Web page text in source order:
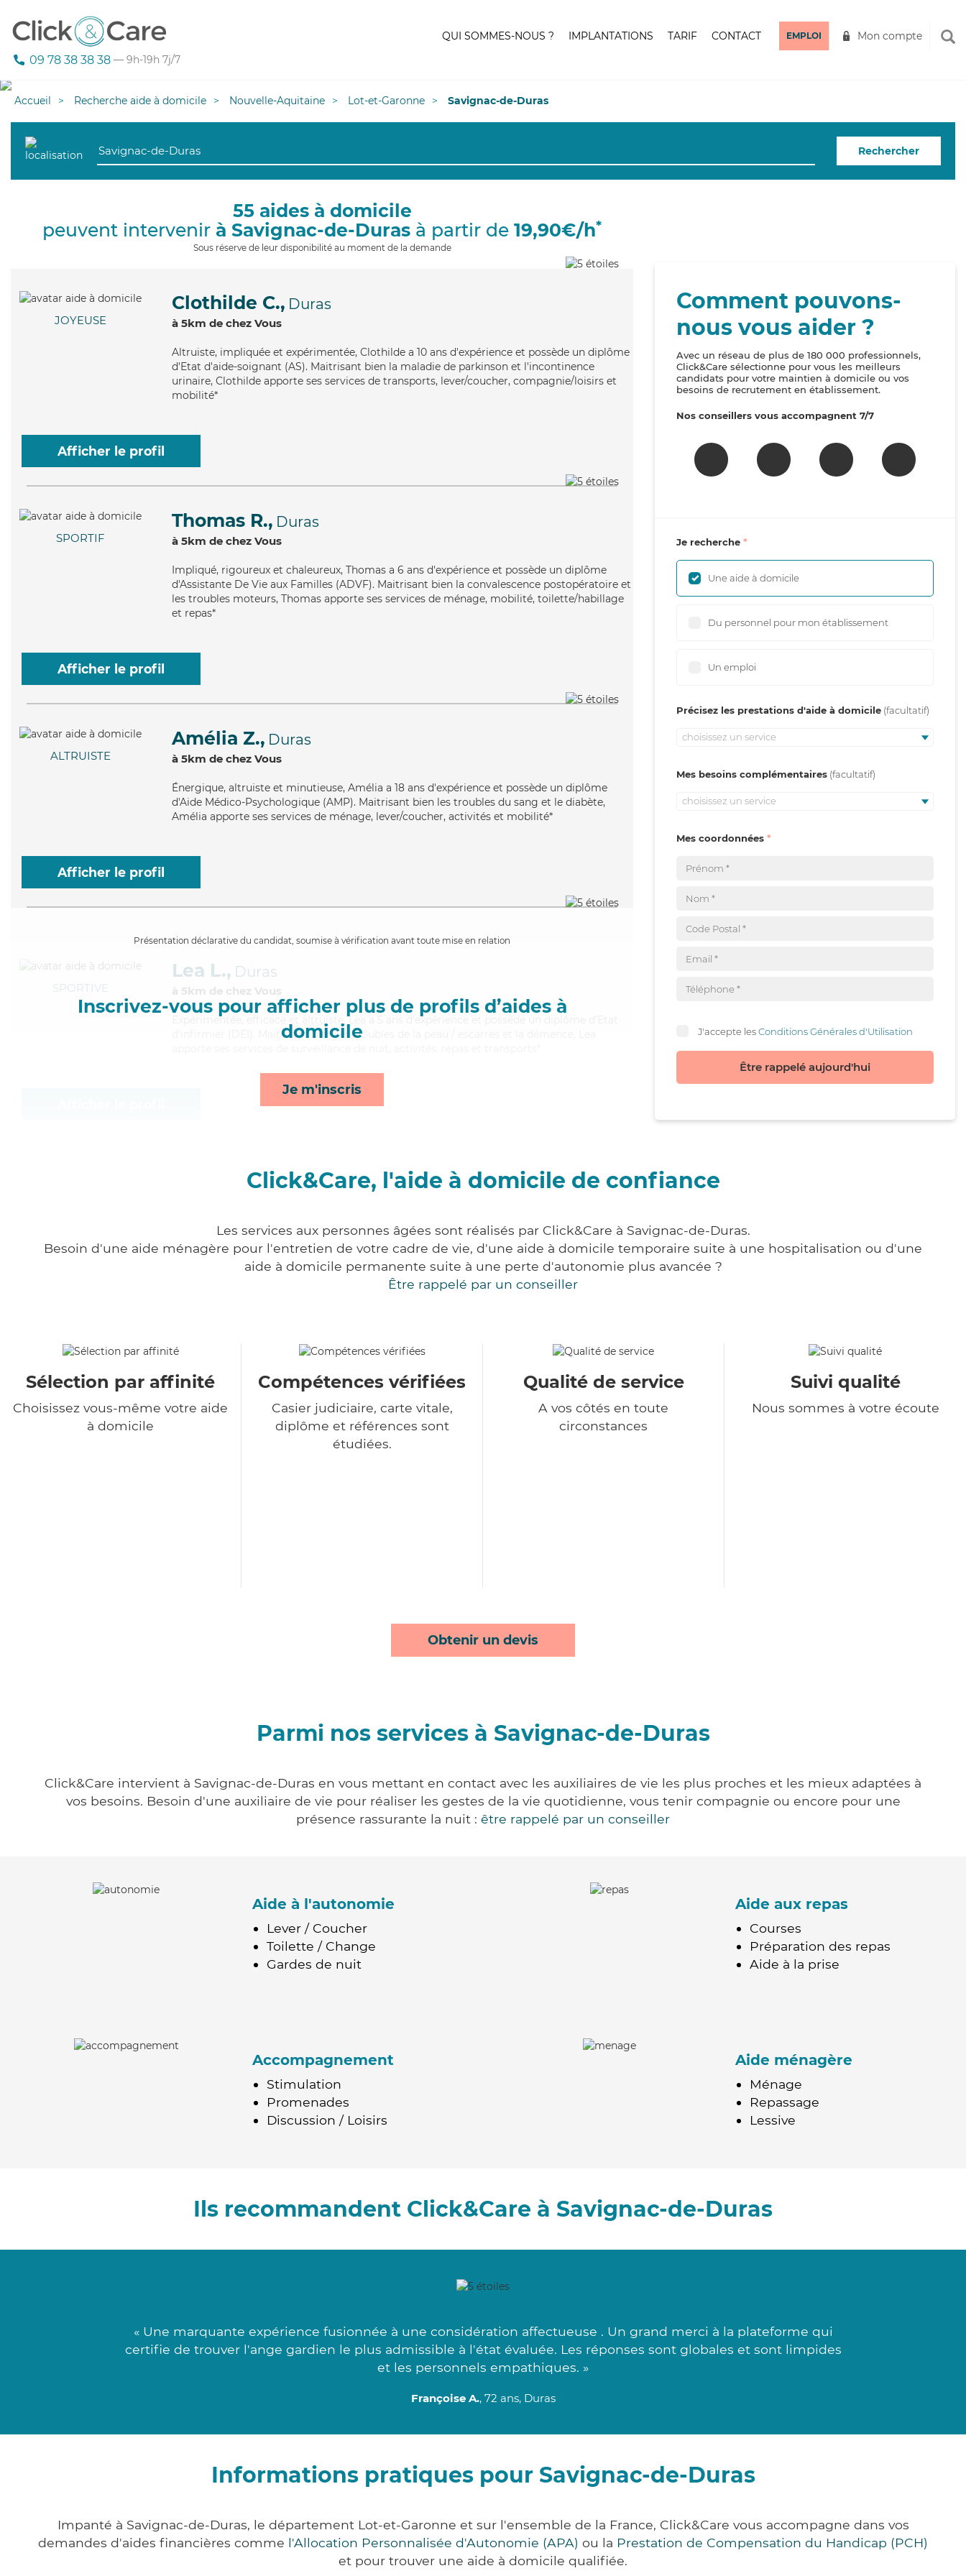
09 78 38 38 38 — 9h-19h 7j/7
QUI SOMMES-NOUS ? IMPLANTATIONS TARIF CONTACT EMPLOI Mon compte
Accueil Recherche aide à domicile Nouvelle-Aquitaine Lot-et-Garonne Savignac-de-Duras
Rechercher
55 aides à domicile
peuvent intervenir à Savignac-de-Duras à partir de 19,90€/h*
Sous réserve de leur disponibilité au moment de la demande
JOYEUSE
Clothilde C., Duras
à 5km de chez Vous
Altruiste, impliquée et expérimentée, Clothilde a 10 ans d'expérience et possède un diplôme
d'Etat d'aide-soignant (AS). Maitrisant bien la maladie de parkinson et l'incontinence
urinaire, Clothilde apporte ses services de transports, lever/coucher, compagnie/loisirs et
mobilité*
Afficher le profil
SPORTIF
Thomas R., Duras
à 5km de chez Vous
Impliqué, rigoureux et chaleureux, Thomas a 6 ans d'expérience et possède un diplôme
d'Assistante De Vie aux Familles (ADVF). Maitrisant bien la convalescence postopératoire et
les troubles moteurs, Thomas apporte ses services de ménage, mobilité, toilette/habillage
et repas*
Afficher le profil
ALTRUISTE
Amélia Z., Duras
à 5km de chez Vous
Énergique, altruiste et minutieuse, Amélia a 18 ans d'expérience et possède un diplôme
d'Aide Médico-Psychologique (AMP). Maitrisant bien les troubles du sang et le diabète,
Amélia apporte ses services de ménage, lever/coucher, activités et mobilité*
Afficher le profil
Présentation déclarative du candidat, soumise à vérification avant toute mise en relation
Inscrivez-vous pour afficher plus de profils d’aides à
domicile
Je m'inscris
SPORTIVE
Lea L., Duras
à 5km de chez Vous
Expérimentée
, efficace et altruiste, Lea a 5 ans d'expérience et possède un diplôme d'Etat
d'infirmier (DEI). Maitrisant bien les troubles de la peau / escarres et la démence, Lea
Comment pouvons-
nous vous aider ?
Avec un réseau de plus de 180 000 professionnels,
Click&Care sélectionne pour vous les meilleurs
candidats pour votre maintien à domicile ou vos
besoins de recrutement en établissement.
Nos conseillers vous accompagnent 7/7
Je recherche
Une aide à domicile
Du personnel pour mon établissement
Un emploi
Précisez les prestations d'aide à domicile
choisissez un service
Mes besoins complémentaires
choisissez un service
Mes coordonnées
J'accepte lesConditions Générales d'Utilisation
Être rappelé aujourd'hui
Click&Care, l'aide à domicile de confiance
Les services aux personnes âgées sont réalisés par Click&Care à Savignac-de-Duras.
Besoin d'une aide ménagère pour l'entretien de votre cadre de vie, d'une aide à domicile temporaire suite à une hospitalisation ou d'une
aide à domicile permanente suite à une perte d'autonomie plus avancée ?
Être rappelé par un conseiller
Sélection par affinité
Choisissez vous-même votre aide
à domicile
Compétences vérifiées
Casier judiciaire, carte vitale,
diplôme et références sont
étudiées.
Qualité de service
A vos côtés en toute
circonstances
Suivi qualité
Nous sommes à votre écoute
Obtenir un devis
Parmi nos services à Savignac-de-Duras
Click&Care intervient à Savignac-de-Duras en vous mettant en contact avec les auxiliaires de vie les plus proches et les mieux adaptées à
vos besoins. Besoin d'une auxiliaire de vie pour réaliser les gestes de la vie quotidienne, vous tenir compagnie ou encore pour une
présence rassurante la nuit : être rappelé par un conseiller
Aide à l'autonomie
Lever / Coucher
Toilette / Change
Gardes de nuit
Aide aux repas
Courses
Préparation des repas
Aide à la prise
Accompagnement
Stimulation
Promenades
Discussion / Loisirs
Aide ménagère
Ménage
Repassage
Lessive
Ils recommandent Click&Care à Savignac-de-Duras
« Une marquante expérience fusionnée à une considération affectueuse . Un grand merci à la plateforme qui
certifie de trouver l'ange gardien le plus admissible à l'état évaluée. Les réponses sont globales et sont limpides
et les personnels empathiques. »
Françoise A., 72 ans, Duras
Informations pratiques pour Savignac-de-Duras
Impanté à Savignac-de-Duras, le département Lot-et-Garonne et sur l'ensemble de la France, Click&Care vous accompagne dans vos
demandes d'aides financières comme l'Allocation Personnalisée d'Autonomie (APA) ou la Prestation de Compensation du Handicap (PCH)
et pour trouver une aide à domicile qualifiée.